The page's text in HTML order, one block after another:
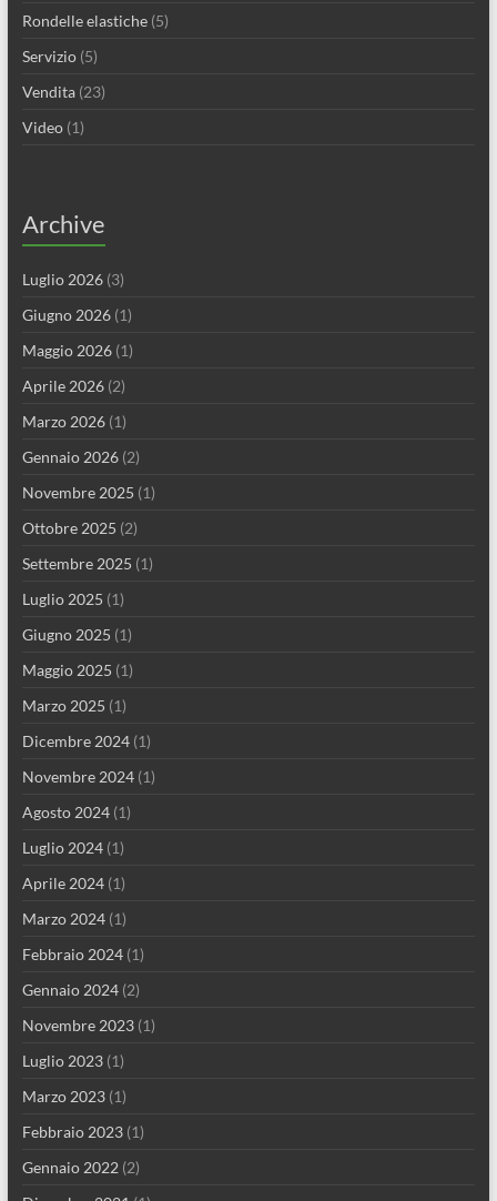
Rondelle elastiche(5)
Servizio(5)
Vendita(23)
Video(1)
Archive
Luglio 2026(3)
Giugno 2026(1)
Maggio 2026(1)
Aprile 2026(2)
Marzo 2026(1)
Gennaio 2026(2)
Novembre 2025 (1)
Ottobre 2025 (2)
Settembre 2025 (1)
Luglio 2025 (1)
Giugno 2025 (1)
Maggio 2025 (1)
Marzo 2025 (1)
Dicembre 2024(1)
Novembre 2024(1)
Agosto 2024(1)
Luglio 2024(1)
Aprile 2024(1)
Marzo 2024(1)
Febbraio 2024(1)
Gennaio 2024(2)
Novembre 2023(1)
Luglio 2023(1)
Marzo 2023(1)
Febbraio 2023(1)
Gennaio 2022(2)